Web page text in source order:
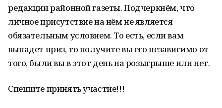
редакции районной газеты. Подчеркнём, что
личное присутствие на нём не является
обязательным условием. То есть, если вам
выпадет приз, то получите вы его независимо от
того, были вы в этот день на розыгрыше или нет.
Спешите принять участие!!!